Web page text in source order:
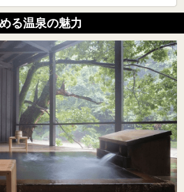
る温泉の魅力